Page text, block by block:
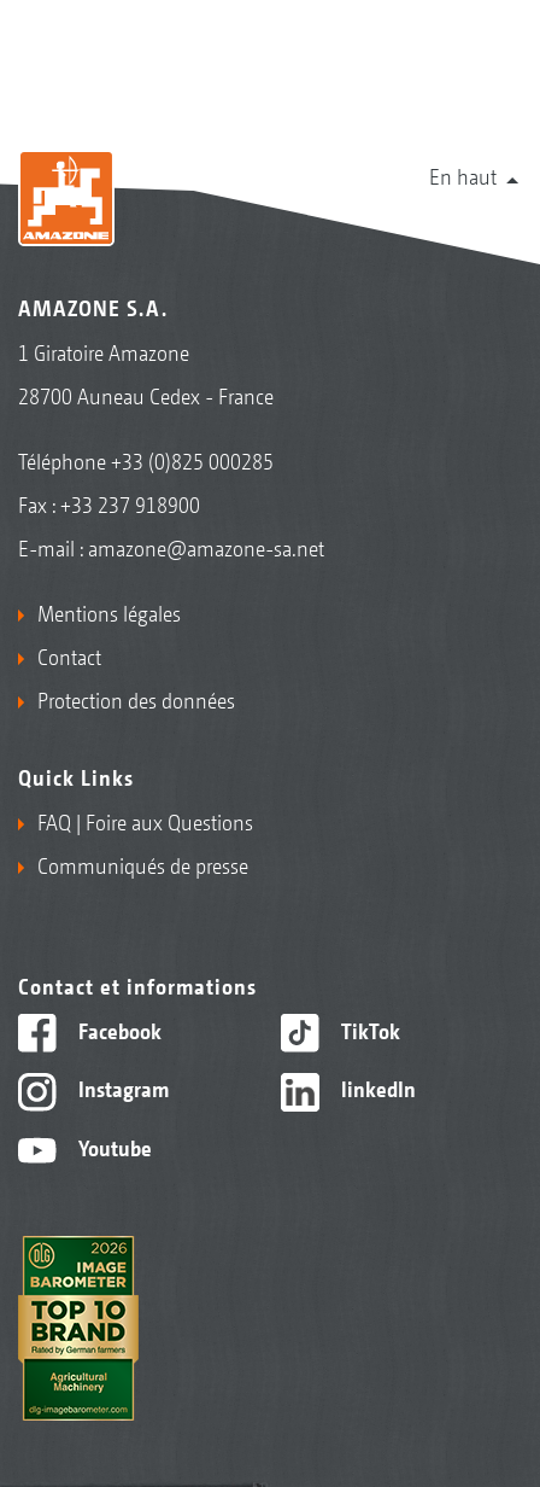
En haut
AMAZONE S.A.
1 Giratoire Amazone
28700 Auneau Cedex - France
Téléphone+33 (0)825 000285
Fax : +33 237 918900
E-mail : amazone@amazone-sa.net
Mentions légales
Contact
Protection des données
Quick Links
FAQ | Foire aux Questions
Communiqués de presse
Contact et informations
Facebook
Instagram
Youtube
TikTok
linkedIn